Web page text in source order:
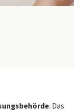
. Das